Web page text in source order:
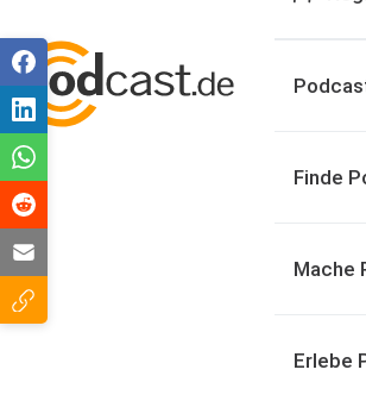
Finde
Mache
Erlebe